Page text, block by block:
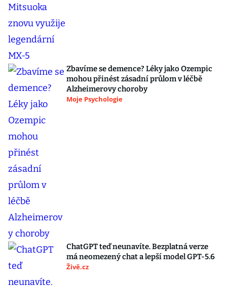
Zbavíme se demence? Léky jako Ozempic
mohou přinést zásadní průlom v léčbě
Alzheimerovy choroby
Moje Psychologie
ChatGPT teď neunavíte. Bezplatná verze
má neomezený chat a lepší model GPT-5.6
Živě.cz